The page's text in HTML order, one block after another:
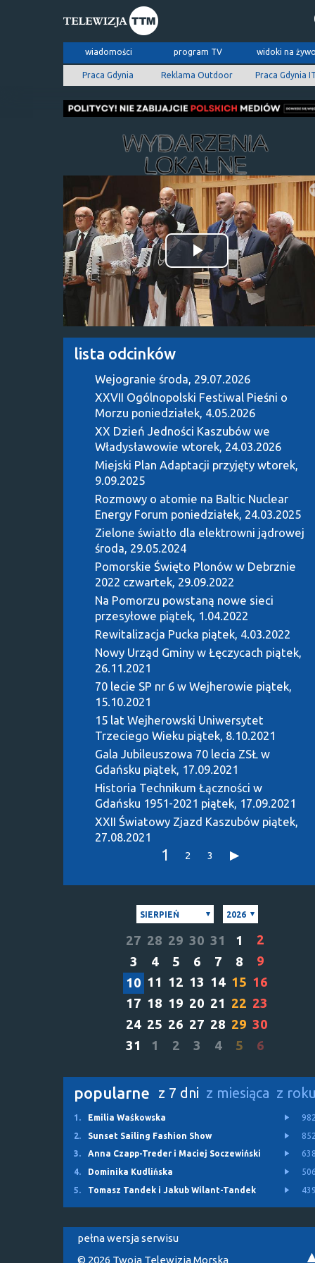
wiadomości program TV widoki na
Praca Gdynia Reklama Outdoor Praca Gdynia
Odtwórz
wideo
lista odcinków
Wejogranie środa, 29.07.2026
XXVII Ogólnopolski Festiwal Pieśni o
Morzu poniedziałek, 4.05.2026
XX Dzień Jedności Kaszubów we
Władysławowie wtorek, 24.03.2026
Miejski Plan Adaptacji przyjęty wtorek,
9.09.2025
Rozmowy o atomie na Baltic Nuclear
Energy Forum poniedziałek, 24.03.2025
Zielone światło dla elektrowni jądrowej
środa, 29.05.2024
Pomorskie Święto Plonów w Debrznie
2022 czwartek, 29.09.2022
Na Pomorzu powstaną nowe sieci
przesyłowe piątek, 1.04.2022
Rewitalizacja Pucka piątek, 4.03.2022
Nowy Urząd Gminy w Łęczycach piątek,
26.11.2021
70 lecie SP nr 6 w Wejherowie piątek,
15.10.2021
15 lat Wejherowski Uniwersytet
Trzeciego Wieku piątek, 8.10.2021
Gala Jubileuszowa 70 lecia ZSŁ w
Gdańsku piątek, 17.09.2021
Historia Technikum Łączności w
Gdańsku 1951-2021 piątek, 17.09.2021
XXII Światowy Zjazd Kaszubów piątek,
27.08.2021
1 2 3
SIERPIEŃ 2026
27 28 29 30 31 1
2
3
4 5 6 7 8
9
10 11 12 13 14 15 16
17 18 19 20 21 22 23
24 25 26 27 28 29 30
31
1 2 3 4 5 6
popularne z 7 dni z miesiąca z
1. Emilia Waśkowska
2.
Sunset Sailing Fashion Show
3.
Anna Czapp-Treder i Maciej Soczewiński
4.
Dominika Kudlińska
5.
Tomasz Tandek i Jakub Wilant-Tandek
pełna wersja serwisu
© 2026 Twoja Telewizja Morska